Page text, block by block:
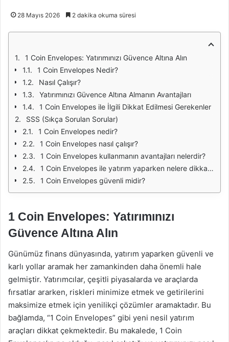
28 Mayıs 2026 2 dakika okuma süresi
1 Coin Envelopes: Yatırımınızı Güvence Altına Alın
1 Coin Envelopes Nedir?
Nasıl Çalışır?
Yatırımınızı Güvence Altına Almanın Avantajları
1 Coin Envelopes ile İlgili Dikkat Edilmesi Gerekenler
SSS (Sıkça Sorulan Sorular)
1 Coin Envelopes nedir?
1 Coin Envelopes nasıl çalışır?
1 Coin Envelopes kullanmanın avantajları nelerdir?
1 Coin Envelopes ile yatırım yaparken nelere dikkat etmeliyim?
1 Coin Envelopes güvenli midir?
1 Coin Envelopes: Yatırımınızı
Güvence Altına Alın
Günümüz finans dünyasında, yatırım yaparken güvenli ve
karlı yollar aramak her zamankinden daha önemli hale
gelmiştir. Yatırımcılar, çeşitli piyasalarda ve araçlarda
fırsatlar ararken, riskleri minimize etmek ve getirilerini
maksimize etmek için yenilikçi çözümler aramaktadır. Bu
bağlamda, “1 Coin Envelopes” gibi yeni nesil yatırım
araçları dikkat çekmektedir. Bu makalede, 1 Coin